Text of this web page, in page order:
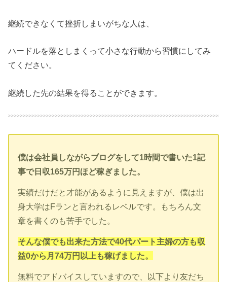
継続できなくて挫折しまいがちな人は、
ハードルを落としまくって小さな行動から習慣にしてみ
てください。
継続した先の結果を得ることができます。
僕は会社員しながらブログをして1時間で書いた1記
事で日収165万円ほど稼ぎました。
実績だけだと才能があるように見えますが、僕は出
身大学はFランと言われるレベルです。もちろん文
章を書くのも苦手でした。
そんな僕でも出来た方法で40代パート主婦の方も収
益0から月74万円以上も稼げました。
無料でアドバイスしていますので、以下より友だち